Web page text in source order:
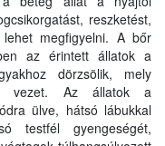
reszketést,
megfigyelni. A bőr
az érintett állatok a
dörzsölik, mely
vezet. Az állatok a
ülve, hátsó lábukkal
testfél gyengeségét,